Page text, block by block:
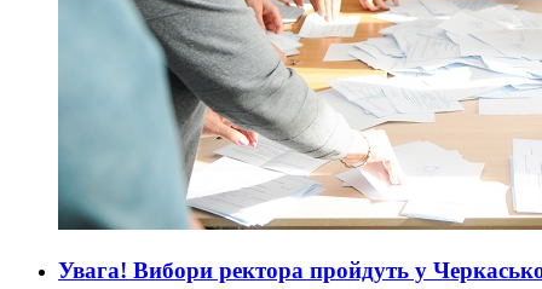
Увага! Вибори ректора пройдуть у